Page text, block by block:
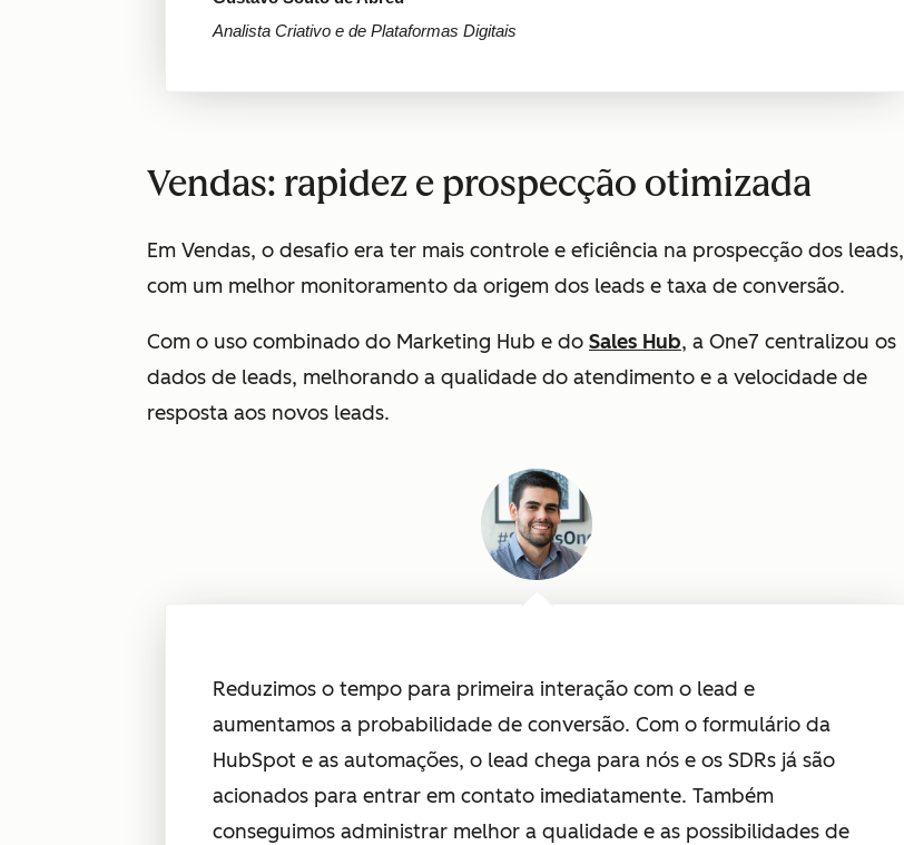
Analista Criativo e de Plataformas Digitais
Vendas: rapidez e prospecção otimizada
Em Vendas, o desafio era ter mais controle e eficiência na prospecção dos leads,
com um melhor monitoramento da origem dos leads e taxa de conversão.
Com o uso combinado do Marketing Hub e do Sales Hub, a One7 centralizou os
dados de leads, melhorando a qualidade do atendimento e a velocidade de
resposta aos novos leads.
Reduzimos o tempo para primeira interação com o lead e
aumentamos a probabilidade de conversão. Com o formulário da
HubSpot e as automações, o lead chega para nós e os SDRs já são
acionados para entrar em contato imediatamente. Também
conseguimos administrar melhor a qualidade e as possibilidades de